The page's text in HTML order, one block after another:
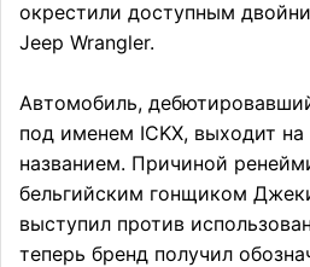
окрестили доступным
Jeep Wrangler.
Автомобиль,
под именем ICKX, выходит
названием. Причиной
бельгийским гонщиком
выступил против
теперь бренд получил